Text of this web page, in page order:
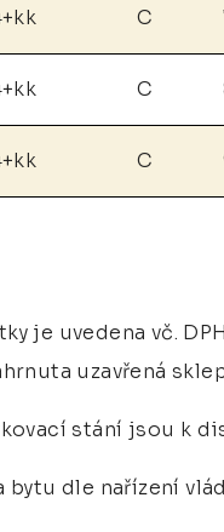
C
C
C
je uvedena vč.
uzavřená
stání jsou k
bytu dle nařízení